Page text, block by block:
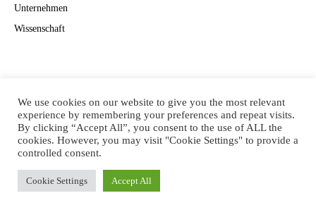
Unternehmen
Wissenschaft
© 2022EYEPRESS FACHMEDIEN GMBH
We use cookies on our website to give you the most relevant
experience by remembering your preferences and repeat visits.
By clicking “Accept All”, you consent to the use of ALL the
cookies. However, you may visit "Cookie Settings" to provide a
controlled consent.
Cookie Settings Accept All